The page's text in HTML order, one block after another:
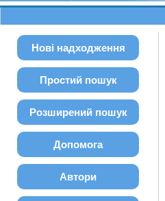
Нові надходження
Простий пошук
Розширений пошук
Допомога
Автори